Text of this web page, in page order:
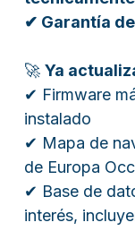
✔ Garantía
🚀 Ya
✔ Firmware
instalado
✔ Mapa de
de Europa
✔ Base de
interés,